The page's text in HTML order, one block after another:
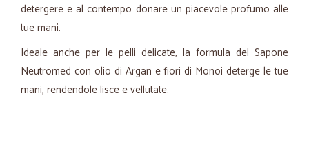
detergere e al contempo donare un piacevole profumo alle
tue mani.
Ideale anche per le pelli delicate, la formula del Sapone
Neutromed con olio di Argan e fiori di Monoi deterge le tue
mani, rendendole lisce e vellutate.